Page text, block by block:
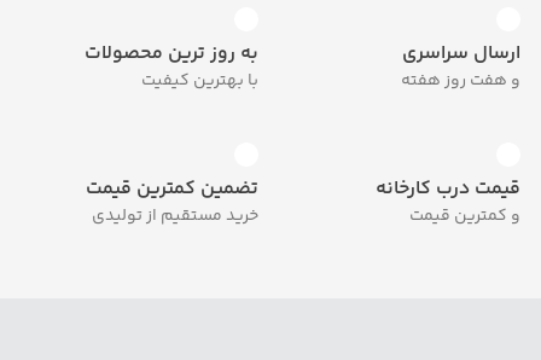
ارسال سراسری
و هفت روز هفته
به روز ترین محصولات
با بهترین کیفیت
قیمت درب کارخانه
و کمترین قیمت
تضمین کمترین قیمت
خرید مستقیم از تولیدی